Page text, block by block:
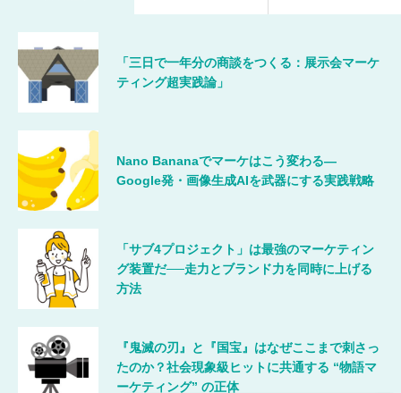
「三日で一年分の商談をつくる：展示会マーケ
ティング超実践論」
Nano Bananaでマーケはこう変わる―
Google発・画像生成AIを武器にする実践戦略
「サブ4プロジェクト」は最強のマーケティン
グ装置だ──走力とブランド力を同時に上げる
方法
『鬼滅の刃』と『国宝』はなぜここまで刺さっ
たのか？社会現象級ヒットに共通する “物語マ
ーケティング” の正体